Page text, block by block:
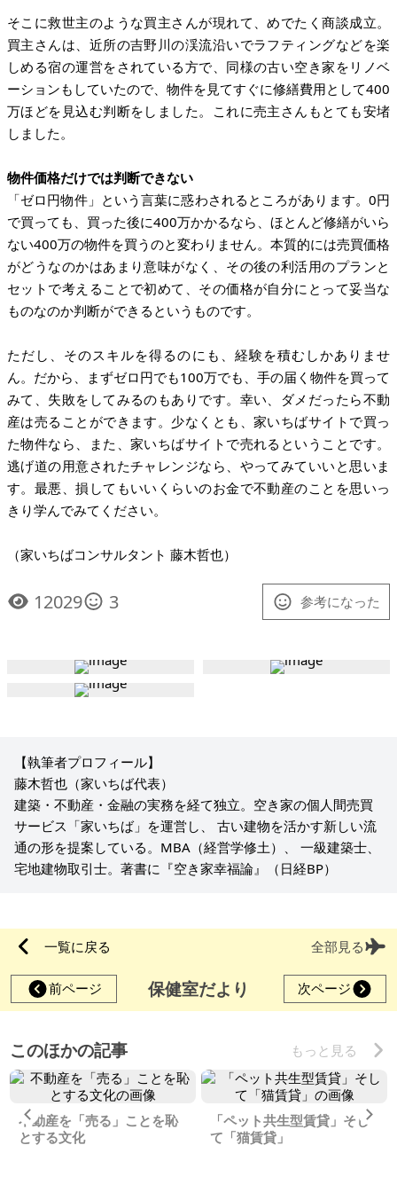
そこに救世主のような買主さんが現れて、めでたく商談成立。
買主さんは、近所の吉野川の渓流沿いでラフティングなどを楽
しめる宿の運営をされている方で、同様の古い空き家をリノベ
ーションもしていたので、物件を見てすぐに修繕費用として400
万ほどを見込む判断をしました。これに売主さんもとても安堵
しました。
物件価格だけでは判断できない
「ゼロ円物件」という言葉に惑わされるところがあります。0円
で買っても、買った後に400万かかるなら、ほとんど修繕がいら
ない400万の物件を買うのと変わりません。本質的には売買価格
がどうなのかはあまり意味がなく、その後の利活用のプランと
セットで考えることで初めて、その価格が自分にとって妥当な
ものなのか判断ができるというものです。
ただし、そのスキルを得るのにも、経験を積むしかありませ
ん。だから、まずゼロ円でも100万でも、手の届く物件を買って
みて、失敗をしてみるのもありです。幸い、ダメだったら不動
産は売ることができます。少なくとも、家いちばサイトで買っ
た物件なら、また、家いちばサイトで売れるということです。
逃げ道の用意されたチャレンジなら、やってみていいと思いま
す。最悪、損してもいいくらいのお金で不動産のことを思いっ
きり学んでみてください。
（家いちばコンサルタント 藤木哲也）
12029 3 参考になった
【執筆者プロフィール】
藤木哲也（家いちば代表）
建築・不動産・金融の実務を経て独立。空き家の個人間売買
サービス「家いちば」を運営し、 古い建物を活かす新しい流
通の形を提案している。MBA（経営学修土）、 一級建築士、
宅地建物取引士。著書に『空き家幸福論』（日経BP）
一覧に戻る 全部見る
前ページ 保健室だより 次ページ
このほかの記事 もっと見る
Previous
不動産を「売る」ことを恥
とする文化
「ペット共生型賃貸」そし
て「猫賃貸」